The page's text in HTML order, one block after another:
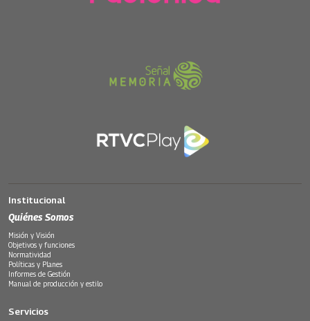
Institucional
Quiénes Somos
Misión y Visión
Objetivos y funciones
Normatividad
Políticas y Planes
Informes de Gestión
Manual de producción y estilo
Servicios